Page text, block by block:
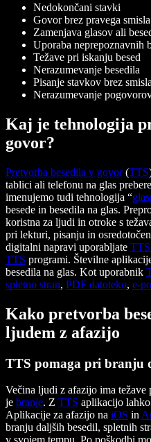
Nedokončani stavki
Govor brez pravega smisla
Zamenjava glasov ali
Uporaba neprepoznavnih
Težave pri iskanju besed
Nerazumevanje besedila
Pisanje stavkov brez smisla
Nerazumevanje
Kaj je tehnologija
govor?
Pretvorba besedila v govor(TTS
tablici ali telefonu na glas
imenujemo tudi tehnologija “
besede in besedila na glas.
koristna za ljudi in otroke s
pri lekturi, pisanju in
digitalni napravi uporabljate TTS
TTS programi. Številne
besedila na glas. Kot uporabnik
spletno stran, PDF datoteko, e-
Kako pretvorba
ljudem z afazijo
TTS pomaga pri branju
Večina ljudi z afazijo ima
je branje. Z TTS aplikacijo
Aplikacije za afazijo na iOS in
branju daljših besedil, spletnih